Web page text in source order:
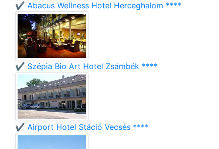
✔️ Abacus Wellness Hotel Herceghalom ****
✔️ Szépia Bio Art Hotel Zsámbék ****
✔️ Airport Hotel Stáció Vecsés ****